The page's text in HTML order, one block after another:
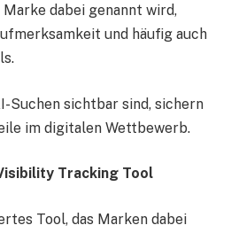
dabei genannt wird,
und häufig auch
Suchen sichtbar sind, sichern
im digitalen Wettbewerb.
Tracking Tool
Tool, das Marken dabei